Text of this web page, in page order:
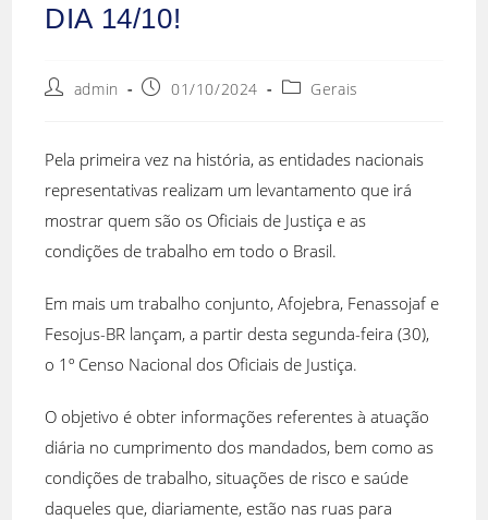
DIA 14/10!
admin 01/10/2024 Gerais
Pela primeira vez na história, as entidades nacionais
representativas realizam um levantamento que irá
mostrar quem são os Oficiais de Justiça e as
condições de trabalho em todo o Brasil.
Em mais um trabalho conjunto, Afojebra, Fenassojaf e
Fesojus-BR lançam, a partir desta segunda-feira (30),
o 1º Censo Nacional dos Oficiais de Justiça.
O objetivo é obter informações referentes à atuação
diária no cumprimento dos mandados, bem como as
condições de trabalho, situações de risco e saúde
daqueles que, diariamente, estão nas ruas para